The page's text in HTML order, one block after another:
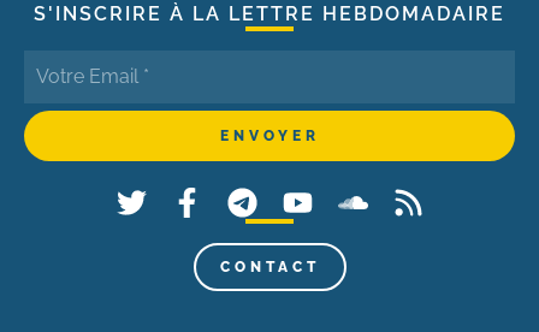
S'INSCRIRE À LA LETTRE HEBDOMADAIRE
CONTACT